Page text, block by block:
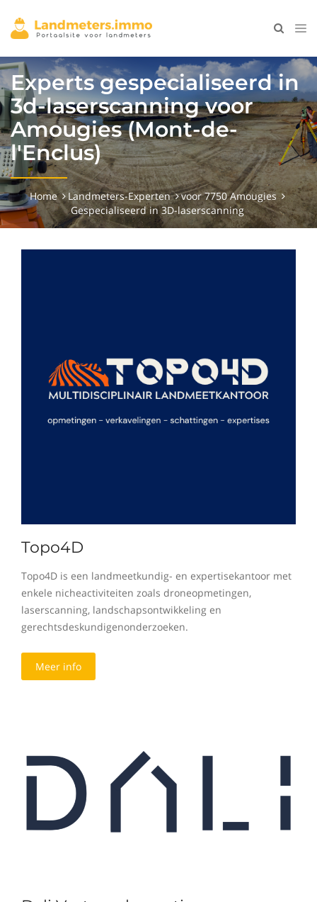
Experts gespecialiseerd in
3d-laserscanning voor
Amougies (Mont-de-
l'Enclus)
Home Landmeters-Experten
voor 7750 Amougies
Gespecialiseerd in 3D-laserscanning
Topo4D
Topo4D is een landmeetkundig- en expertisekantoor met
enkele nicheactiviteiten zoals droneopmetingen,
laserscanning, landschapsontwikkeling en
gerechtsdeskundigenonderzoeken.
Meer info